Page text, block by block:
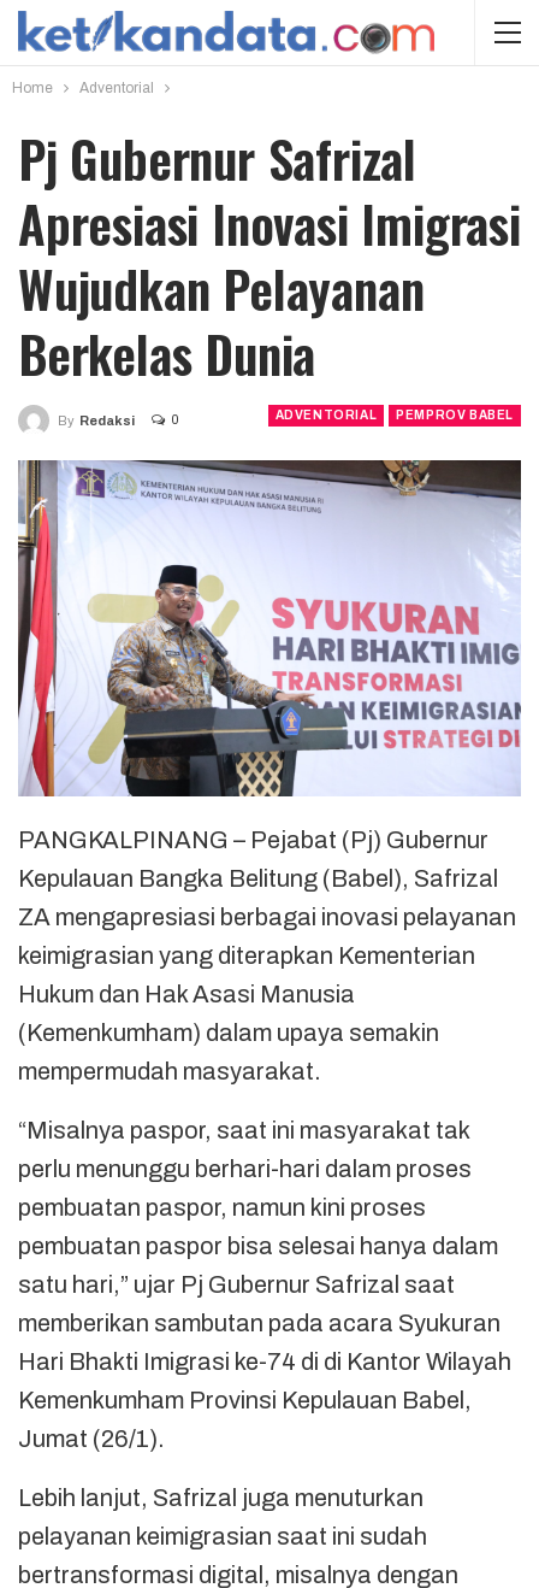
Home Adventorial
Pj Gubernur Safrizal
Apresiasi Inovasi Imigrasi
Wujudkan Pelayanan
Berkelas Dunia
ADVENTORIAL PEMPROV BABEL
By Redaksi 0
PANGKALPINANG – Pejabat (Pj) Gubernur
Kepulauan Bangka Belitung (Babel), Safrizal
ZA mengapresiasi berbagai inovasi pelayanan
keimigrasian yang diterapkan Kementerian
Hukum dan Hak Asasi Manusia
(Kemenkumham) dalam upaya semakin
mempermudah masyarakat.
“Misalnya paspor, saat ini masyarakat tak
perlu menunggu berhari-hari dalam proses
pembuatan paspor, namun kini proses
pembuatan paspor bisa selesai hanya dalam
satu hari,” ujar Pj Gubernur Safrizal saat
memberikan sambutan pada acara Syukuran
Hari Bhakti Imigrasi ke-74 di di Kantor Wilayah
Kemenkumham Provinsi Kepulauan Babel,
Jumat (26/1).
Lebih lanjut, Safrizal juga menuturkan
pelayanan keimigrasian saat ini sudah
bertransformasi digital, misalnya dengan